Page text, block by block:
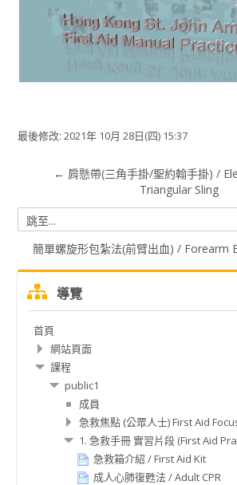
视
频
最後修改: 2021年 10月 28日(四) 15:37
← 肩懸帶(三角手掛/聖約翰手掛) /
Triangular Sling
跳
至...簡單螺旋形包紮法(前臂出血) / Forearm
過
導覽
首頁
網站頁面
課程
public1
成員
急救焦點 (公眾人士) First Aid
1. 急救手冊 實習片段 (First Aid
急救箱介紹 / First Aid Kit
成人心肺復甦法 / Adult CPR